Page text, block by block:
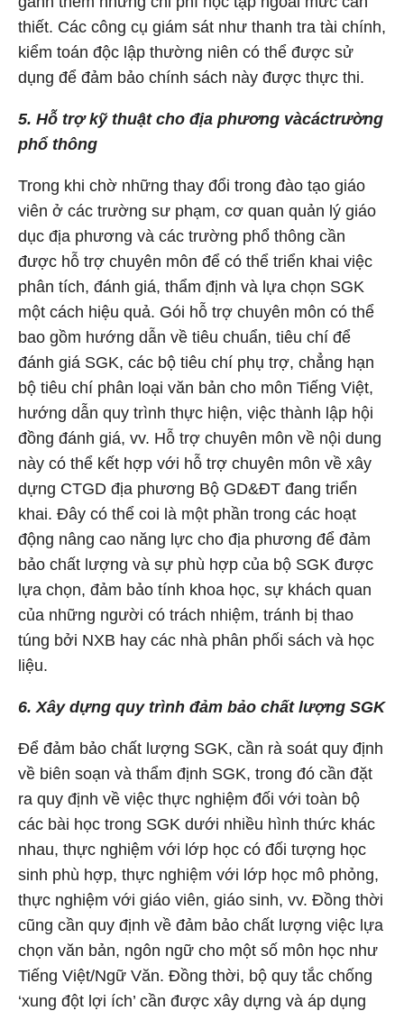
thiết. Các công cụ giám sát như thanh tra tài chính,
kiểm toán độc lập thường niên có thể được sử
dụng để đảm bảo chính sách này được thực thi.
5. Hỗ trợ kỹ thuật cho địa phương vàcáctrường
phổ thông
Trong khi chờ những thay đổi trong đào tạo giáo
viên ở các trường sư phạm, cơ quan quản lý giáo
dục địa phương và các trường phổ thông cần
được hỗ trợ chuyên môn để có thể triển khai việc
phân tích, đánh giá, thẩm định và lựa chọn SGK
một cách hiệu quả. Gói hỗ trợ chuyên môn có thể
bao gồm hướng dẫn về tiêu chuẩn, tiêu chí để
đánh giá SGK, các bộ tiêu chí phụ trợ, chẳng hạn
bộ tiêu chí phân loại văn bản cho môn Tiếng Việt,
hướng dẫn quy trình thực hiện, việc thành lập hội
đồng đánh giá, vv. Hỗ trợ chuyên môn về nội dung
này có thể kết hợp với hỗ trợ chuyên môn về xây
dựng CTGD địa phương Bộ GD&ĐT đang triển
khai. Đây có thể coi là một phần trong các hoạt
động nâng cao năng lực cho địa phương để đảm
bảo chất lượng và sự phù hợp của bộ SGK được
lựa chọn, đảm bảo tính khoa học, sự khách quan
của những người có trách nhiệm, tránh bị thao
túng bởi NXB hay các nhà phân phối sách và học
liệu.
6. Xây dựng quy trình đảm bảo chất lượng SGK
Để đảm bảo chất lượng SGK, cần rà soát quy định
về biên soạn và thẩm định SGK, trong đó cần đặt
ra quy định về việc thực nghiệm đối với toàn bộ
các bài học trong SGK dưới nhiều hình thức khác
nhau, thực nghiệm với lớp học có đối tượng học
sinh phù hợp, thực nghiệm với lớp học mô phỏng,
thực nghiệm với giáo viên, giáo sinh, vv. Đồng thời
cũng cần quy định về đảm bảo chất lượng việc lựa
chọn văn bản, ngôn ngữ cho một số môn học như
Tiếng Việt/Ngữ Văn. Đồng thời, bộ quy tắc chống
‘xung đột lợi ích’ cần được xây dựng và áp dụng